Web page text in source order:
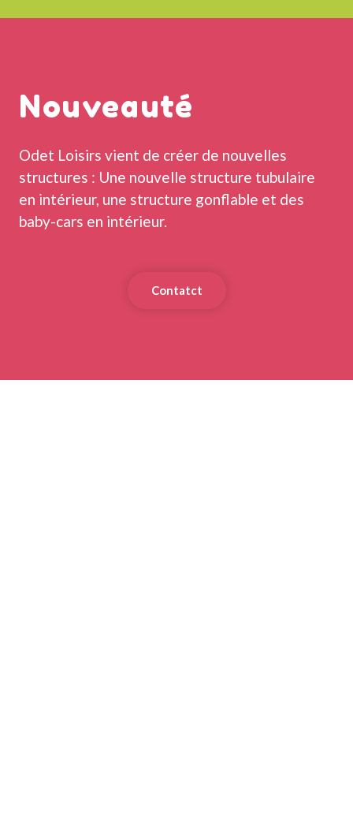
Nouveauté
Odet Loisirs vient de créer de nouvelles
structures : Une nouvelle structure tubulaire
en intérieur, une structure gonflable et des
baby-cars en intérieur.
Contatct